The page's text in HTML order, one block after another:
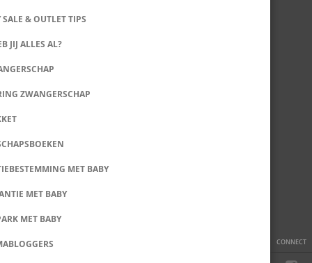
CONNECT
SALE & OUTLET TIPS
JIJ ALLES AL?
ZWANGERSCHAP
MET BABY
MET BABY
MET BABY